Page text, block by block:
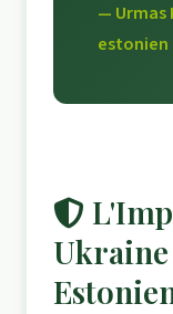
— Urmas
estonien